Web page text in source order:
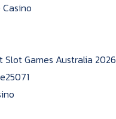
Slot Games Australia 2026